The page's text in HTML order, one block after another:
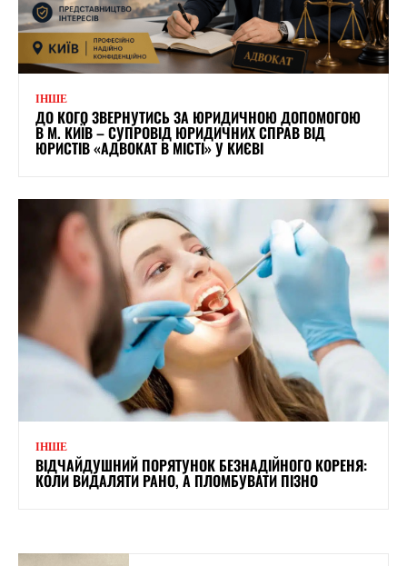
ІНШЕ
ДО КОГО ЗВЕРНУТИСЬ ЗА ЮРИДИЧНОЮ ДОПОМОГОЮ
В М. КИЇВ – СУПРОВІД ЮРИДИЧНИХ СПРАВ ВІД
ЮРИСТІВ «АДВОКАТ В МІСТІ» У КИЄВІ
ІНШЕ
ВІДЧАЙДУШНИЙ ПОРЯТУНОК БЕЗНАДІЙНОГО КОРЕНЯ:
КОЛИ ВИДАЛЯТИ РАНО, А ПЛОМБУВАТИ ПІЗНО